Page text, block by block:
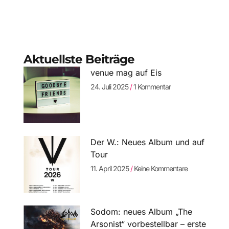
Aktuellste Beiträge
venue mag auf Eis
24. Juli 2025 1 Kommentar
Der W.: Neues Album und auf
Tour
11. April 2025 Keine Kommentare
Sodom: neues Album „The
Arsonist“ vorbestellbar – erste